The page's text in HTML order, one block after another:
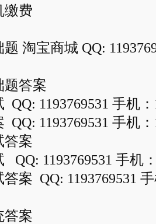
缴费
淘宝商城 QQ:
题答案
QQ: 1193769531 手机
QQ: 1193769531 手机
答案
QQ: 1193769531 手机
案 QQ: 1193769531
答案